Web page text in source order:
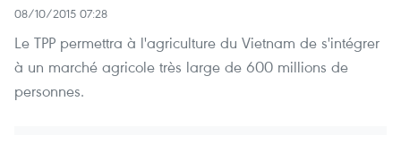
08/10/2015 07:28
Le TPP permettra à l'agriculture du Vietnam de s'intégrer
à un marché agricole très large de 600 millions de
personnes.